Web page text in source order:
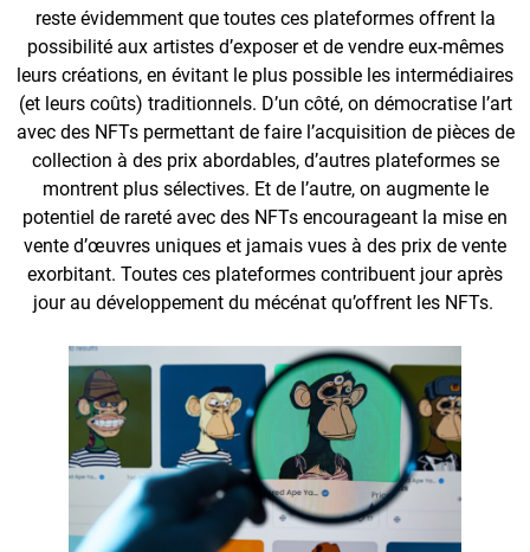
reste évidemment que toutes ces plateformes offrent la
possibilité aux artistes d’exposer et de vendre eux-mêmes
leurs créations, en évitant le plus possible les intermédiaires
(et leurs coûts) traditionnels. D’un côté, on démocratise l’art
avec des NFTs permettant de faire l’acquisition de pièces de
collection à des prix abordables, d’autres plateformes se
montrent plus sélectives. Et de l’autre, on augmente le
potentiel de rareté avec des NFTs encourageant la mise en
vente d’œuvres uniques et jamais vues à des prix de vente
exorbitant. Toutes ces plateformes contribuent jour après
jour au développement du mécénat qu’offrent les NFTs.